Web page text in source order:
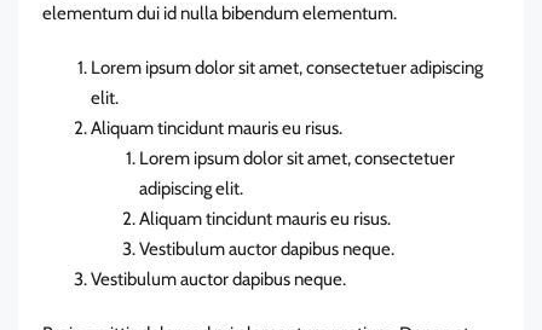
elementum dui id nulla bibendum elementum.
Lorem ipsum dolor sit amet, consectetuer adipiscing
elit.
Aliquam tincidunt mauris eu risus.
Lorem ipsum dolor sit amet, consectetuer
adipiscing elit.
Aliquam tincidunt mauris eu risus.
Vestibulum auctor dapibus neque.
Vestibulum auctor dapibus neque.